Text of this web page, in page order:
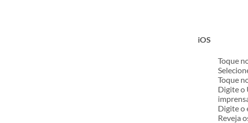
iOS
Toque
Toque
Digite o
Digite o
Reveja